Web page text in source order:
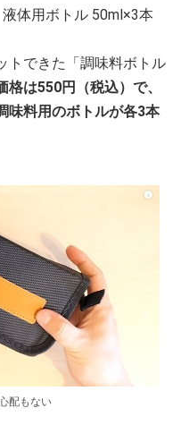
体用ボトル 50ml×3本
トできた「調味料ボトル
格は550円（税込）で、
味料用のボトルが各3本
配もない